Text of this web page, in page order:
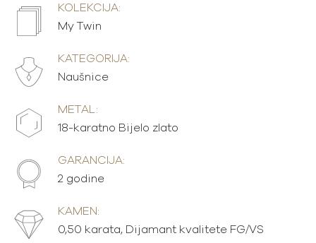
KOLEKCIJA:
My Twin
KATEGORIJA:
Naušnice
METAL:
18-karatno Bijelo zlato
GARANCIJA:
2 godine
KAMEN:
0,50 karata, Dijamant kvalitete FG/VS